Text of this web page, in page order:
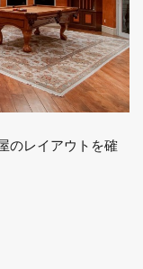
のレイアウトを確